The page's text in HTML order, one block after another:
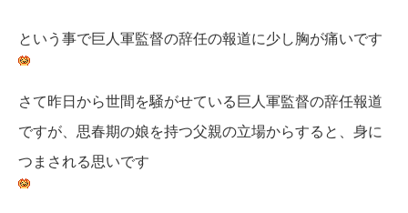
という事で巨人軍監督の辞任の報道に少し胸が痛いです
さて昨日から世間を騒がせている巨人軍監督の辞任報道
ですが、思春期の娘を持つ父親の立場からすると、身に
つまされる思いです